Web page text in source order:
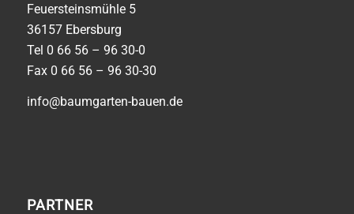
Feuersteinsmühle 5
36157 Ebersburg
Tel 0 66 56 – 96 30-0
Fax 0 66 56 – 96 30-30
info@baumgarten-bauen.de
PARTNER